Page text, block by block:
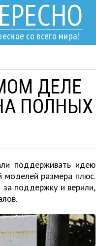
со всего мира!
ДЕЛЕ
ПОЛНЫХ
поддерживать идею
моделей размера плюс.
поддержку и верили,